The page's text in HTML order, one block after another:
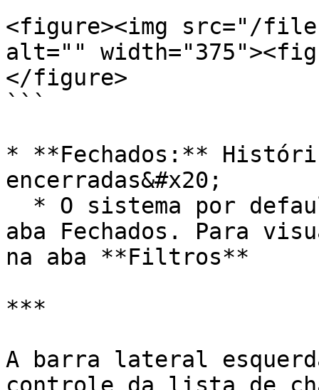
<figure><img src="/files/
alt=""
</figure>
```
* **Fechados:**
encerradas&#x20;
aba Fechados. Para
na aba **Filtros**
***
A barra lateral